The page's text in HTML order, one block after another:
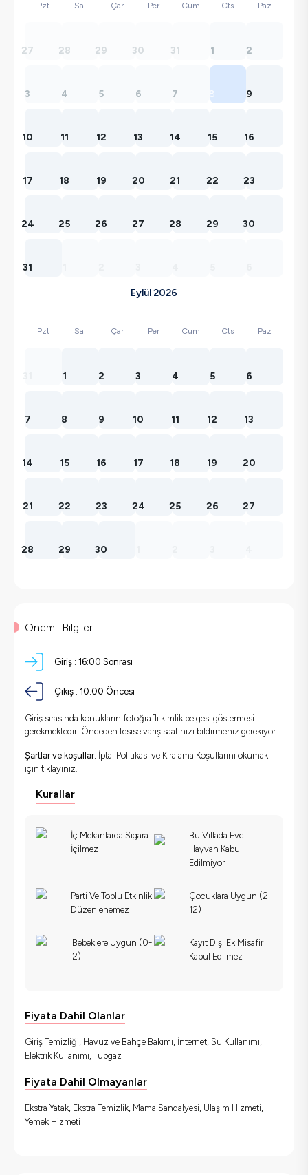
Pzt Sal Çar Per Cum Cts Paz
27 28 29 30 31 1 2
3 4 5 6 7 8 9
10 11 12 13 14 15 16
17 18 19 20 21 22 23
24 25 26 27 28 29 30
31
Eylül 2026
Pzt Sal Çar Per Cum Cts Paz
1 2 3 4 5 6
7 8 9 10 11 12 13
14 15 16 17 18 19 20
21 22 23 24 25 26 27
28 29 30
Önemli Bilgiler
Giriş : 16:00 Sonrası
Çıkış : 10:00 Öncesi
Giriş sırasında konukların fotoğraflı kimlik belgesi göstermesi
gerekmektedir. Önceden tesise varış saatinizi bildirmeniz gerekiyor.
Şartlar ve koşullar: İptal Politikası ve Kiralama Koşullarını okumak
için tıklayınız.
Kurallar
İç Mekanlarda Sigara
İçilmez
Bu Villada Evcil
Hayvan Kabul
Edilmiyor
Parti Ve Toplu Etkinlik
Düzenlenemez
Çocuklara Uygun (2-
12)
Bebeklere Uygun (0-
2)
Kayıt Dışı Ek Misafir
Kabul Edilmez
Fiyata Dahil Olanlar
Giriş Temizliği, Havuz ve Bahçe Bakımı, İnternet, Su Kullanımı,
Elektrik Kullanımı, Tüpgaz
Fiyata Dahil Olmayanlar
Ekstra Yatak, Ekstra Temizlik, Mama Sandalyesi, Ulaşım Hizmeti,
Yemek Hizmeti